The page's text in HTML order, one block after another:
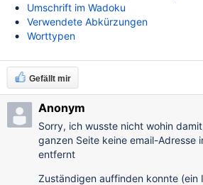
Umschrift im Wadoku
Verwendete Abkürzungen
Worttypen
Gefällt mir
Anonym
Sorry, ich wusste nicht wohin
ganzen Seite keine email-Adresse
entfernt
Zuständigen auffinden konnte (ein